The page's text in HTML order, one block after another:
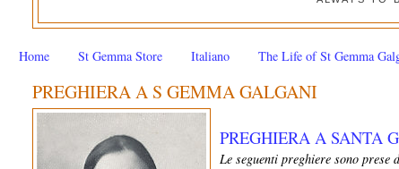
Home St Gemma Store Italiano The Life of St Gemma
PREGHIERA A S GEMMA GALGANI
PREGHIERA A SANTA
Le seguenti preghiere sono